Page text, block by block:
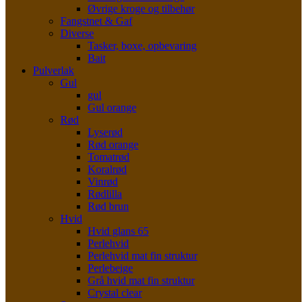
Øvrige kroge og tilbehør
Fangstnet & Gaf
Diverse
Tasker, boxe, opbevaring
Bait
Pulverlak
Gul
gul
Gul orange
Rød
Lyserød
Rød orange
Tomatrød
Koralrød
Vinrød
Rødlilla
Rød brun
Hvid
Hvid glans 65
Perlehvid
Perlehvid mat fin struktur
Perlebeige
Grå hvid mat fin struktur
Crystal clear